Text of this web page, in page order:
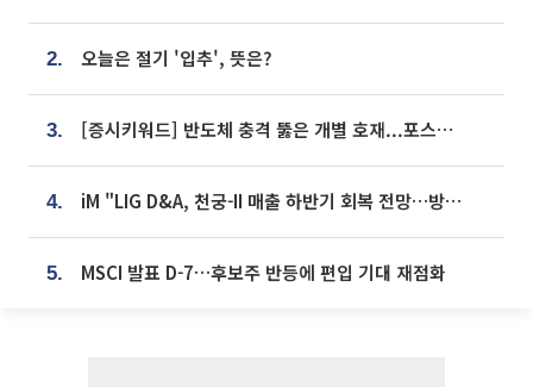
2. 오늘은 절기 '입추', 뜻은?
3. [증시키워드] 반도체 충격 뚫은 개별 호재...포스코퓨처엠·에코프로·한화솔루션 '눈길'
4. iM "LIG D&A, 천궁-II 매출 하반기 회복 전망…방산 톱픽 유지"
5. MSCI 발표 D-7…후보주 반등에 편입 기대 재점화